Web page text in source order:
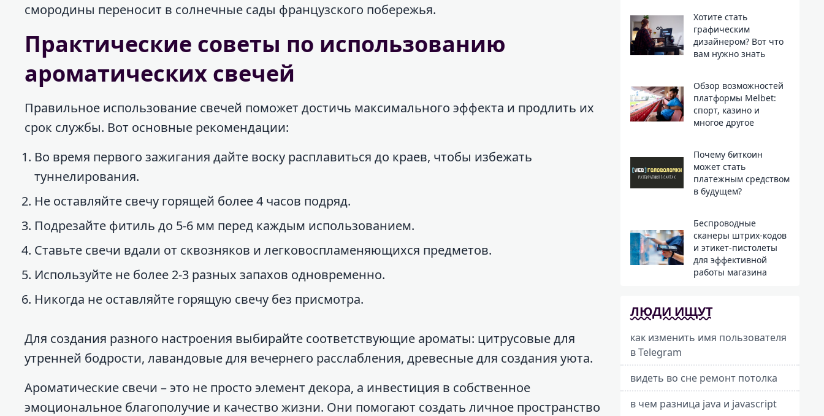
смородины переносит в солнечные сады французского побережья.
Практические советы по использованию
ароматических свечей
Правильное использование свечей поможет достичь максимального эффекта и продлить их
срок службы. Вот основные рекомендации:
Во время первого зажигания дайте воску расплавиться до краев, чтобы избежать
туннелирования.
Не оставляйте свечу горящей более 4 часов подряд.
Подрезайте фитиль до 5-6 мм перед каждым использованием.
Ставьте свечи вдали от сквозняков и легковоспламеняющихся предметов.
Используйте не более 2-3 разных запахов одновременно.
Никогда не оставляйте горящую свечу без присмотра.
Для создания разного настроения выбирайте соответствующие ароматы: цитрусовые для
утренней бодрости, лавандовые для вечернего расслабления, древесные для создания уюта.
Ароматические свечи – это не просто элемент декора, а инвестиция в собственное
эмоциональное благополучие и качество жизни. Они помогают создать личное пространство
Хотите стать
графическим
дизайнером? Вот что
вам нужно знать
Обзор возможностей
платформы Melbet:
спорт, казино и
многое другое
Почему биткоин
может стать
платежным средством
в будущем?
Беспроводные
сканеры штрих-кодов
и этикет-пистолеты
для эффективной
работы магазина
ЛЮДИ ИЩУТ
как изменить имя пользователя
в Telegram
видеть во сне ремонт потолка
в чем разница java и javascript